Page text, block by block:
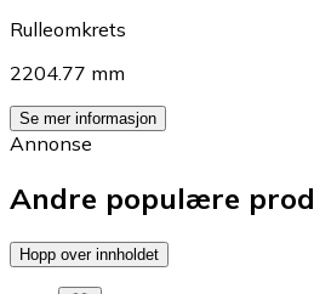
Rulleomkrets
2204.77 mm
Se mer informasjon
Annonse
Andre populære
Hopp over innholdet